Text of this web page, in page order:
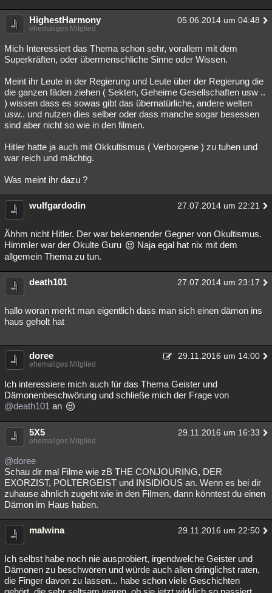
HighestHarmony 05.06.2014 um 04:48
ehemaliges Mitglied
Mich Interessiert das Thema schon sehr, vorallem mit dem
Superkräften, oder übermenschliche Sinne oder Wissen.
Meint ihr Leute in der Regierung und Leute über der Regierung die
die ganzen fäden ziehen ( Sekten, Geheime Gesellschaften usw ..
) wissen dass es sowas gibt das übernatürliche, andere welten
usw.. und nutzen dies selber oder dass manche sogar besessen
sind aber nicht so wie in den filmen.
Hitler hatte ja auch mit Okkultismus ( Verborgene ) zu tuhen und
war reich und mächtig.
Was meint ihr dazu ?
wulfgardodin 27.07.2014 um 22:21
Ähhm nicht Hitler. Der war bekennender Gegner von Okultismus.
Himmler war der Okulte Guru
Naja egal hat nix mit dem
allgemein Thema zu tun.
death101 27.07.2014 um 23:17
hallo woran merkt man eigentlich dass man sich einen dämon ins
haus geholt hat
doree 29.11.2016 um 14:00
ehemaliges Mitglied
Ich interessiere mich auch für das Thema Geister und
Dämonenbeschwörung und schließe mich der Frage von
@death101 an
5X5 29.11.2016 um 16:33
ehemaliges Mitglied
@doree
Schau dir mal Filme wie zB THE CONJOURING, DER
EXORZIST, POLTERGEIST und INSIDIOUS an. Wenn es bei dir
zuhause ähnlich zugeht wie in den Filmen, dann könntest du einen
Dämon im Haus haben.
malwina 29.11.2016 um 22:50
Ich selbst habe noch nie ausprobiert, irgendwelche Geister und
Dämonen zu beschwören und würde auch allen dringlichst raten,
die Finger davon zu lassen... habe schon viele Geschichten